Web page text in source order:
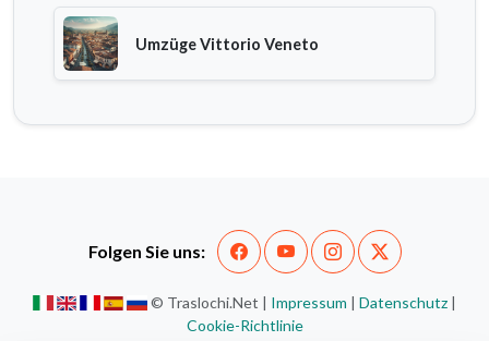
Umzüge Vittorio Veneto
Folgen Sie uns:
© Traslochi.Net | Impressum |Datenschutz |
Cookie-Richtlinie